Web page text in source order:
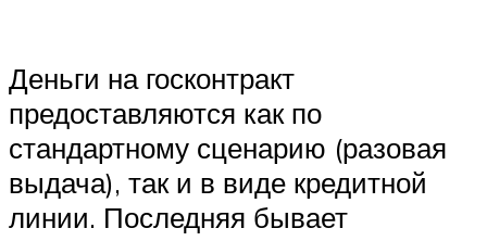
Деньги на госконтракт
предоставляются как по
стандартному сценарию (разовая
выдача), так и в виде кредитной
линии. Последняя бывает